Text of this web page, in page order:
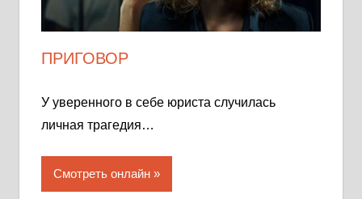
ПРИГОВОР
У уверенного в себе юриста случилась
личная трагедия…
Смотреть онлайн